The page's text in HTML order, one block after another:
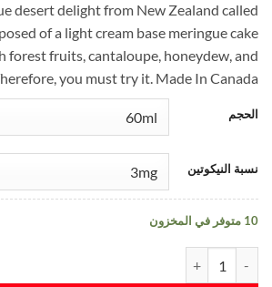
desert delight from New Zealand called
of a light cream base meringue cake
forest fruits, cantaloupe, honeydew, and
you must try it. Made In Canada.
الحجم
نسبة النيكوتين
10 متوفر في المخزون